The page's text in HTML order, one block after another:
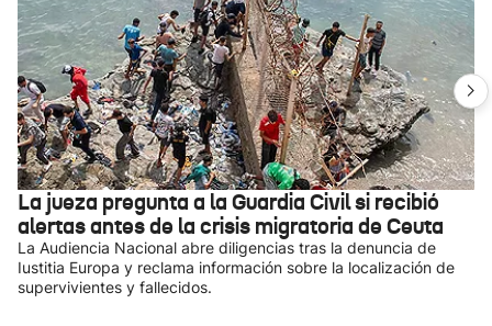
La jueza pregunta a la Guardia Civil si recibió
alertas antes de la crisis migratoria de Ceuta
La Audiencia Nacional abre diligencias tras la denuncia de
Iustitia Europa y reclama información sobre la localización de
supervivientes y fallecidos.